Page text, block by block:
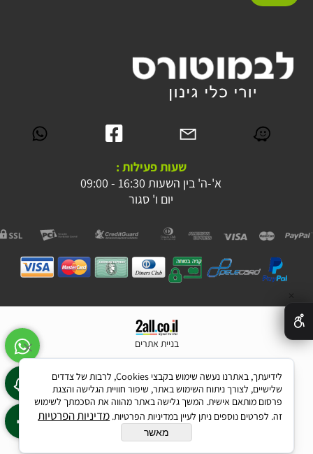
שעות פעילות :
א'-ה' בין השעות 16:30 - 09:00
יום ו' סגור
בניית אתרים
לידיעתך, באתרנו נעשה שימוש בקבצי Cookies, לרבות של צדדים
שלישיים, לצורך ניתוח השימוש באתר, שיפור חוויית הגלישה והצגת
פרסום מותאם אישית. המשך גלישה באתר מהווה את הסכמתך לשימוש
זה. לפרטים נוספים ניתן לעיין במדיניות הפרטיות. מדיניות הפרטיות
מאשר